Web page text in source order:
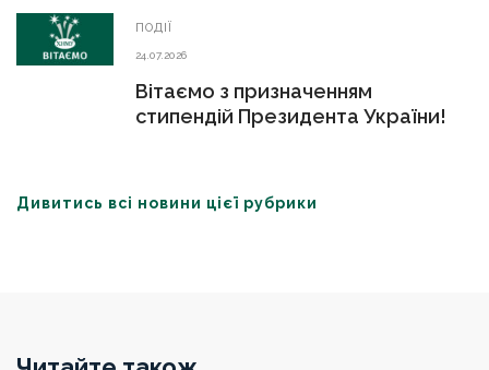
ПОДІЇ
24.07.2026
Вітаємо з призначенням
стипендій Президента України!
Дивитись всі новини цієї рубрики